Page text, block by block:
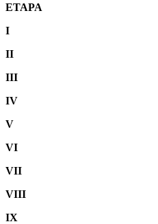
ETAPA
I
II
III
IV
V
VI
VII
VIII
IX